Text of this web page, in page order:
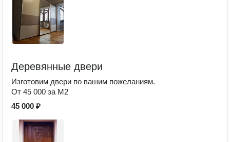
Деревянные двери
Изготовим двери по вашим пожеланиям.
От 45 000 за М2
45 000 ₽